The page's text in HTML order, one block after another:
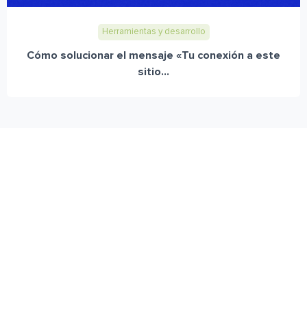
Herramientas y desarrollo
Cómo solucionar el mensaje «Tu conexión a este
sitio...